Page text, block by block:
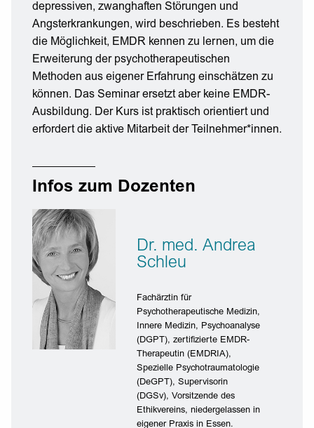
depressiven, zwanghaften Störungen und
Angsterkrankungen, wird beschrieben. Es besteht
die Möglichkeit, EMDR kennen zu lernen, um die
Erweiterung der psychotherapeutischen
Methoden aus eigener Erfahrung einschätzen zu
können. Das Seminar ersetzt aber keine EMDR-
Ausbildung. Der Kurs ist praktisch orientiert und
erfordert die aktive Mitarbeit der Teilnehmer*innen.
Infos zum Dozenten
Dr. med. Andrea
Schleu
Fachärztin für
Psychotherapeutische Medizin,
Innere Medizin, Psychoanalyse
(DGPT), zertifizierte EMDR-
Therapeutin (EMDRIA),
Spezielle Psychotraumatologie
(DeGPT), Supervisorin
(DGSv), Vorsitzende des
Ethikvereins, niedergelassen in
eigener Praxis in Essen.